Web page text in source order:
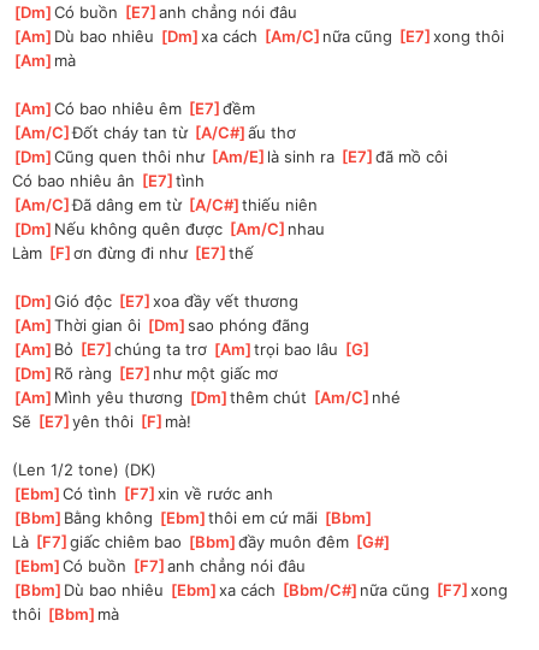
[Dm ]
Có buồn [E7 ]
anh chẳng nói đâu
[Am ]Dù bao nhiêu [Dm ]
xa cách [Am/C ]nữa cũng [E7 ]
xong thôi
Am ]mà
[Am ]
Có bao nhiêu êm [E7 ]
đềm
[Am/C ]
Đốt cháy tan từ [A/C# ]
ấu thơ
[Dm ]
Cũng quen thôi như [Am/E ]là sinh ra [E7 ]
đã mồ côi
Có bao nhiêu ân [E7 ]tình
[Am/C ]
Đã dâng em từ [A/C# ]thiếu niên
[Dm ]Nếu không quên được [Am/C ]nhau
Làm [F ]
ơn đừng đi như [E7 ]thế
[Dm ]
Gió độc [E7 ]
xoa đầy vết thương
[Am ]
Thời gian ôi [Dm ]
sao phóng đãng
[Am ]Bỏ [E7 ]
chúng ta trơ [Am ]trọi bao lâu [G
[Dm ]Rõ ràng [E7 ]như một giấc mơ
[Am ]Mình yêu thương [Dm ]thêm chút [Am/C ]nhé
Sẽ [E7 ]
yên thôi [F ]mà!
(Len 1/2 tone) (DK)
[Ebm ]
Có tình [F7 ]
xin về rước anh
[Bbm ]Bằng không [Ebm ]thôi em cứ mãi [Bbm
Là [F7 ]
giấc chiêm bao [Bbm ]
đầy muôn đêm [G#
[Ebm ]
Có buồn [F7 ]
anh chẳng nói đâu
[Bbm ]Dù bao nhiêu [Ebm ]
xa cách [Bbm/C# ]nữa cũng [F7 ]
xong
thôi [Bbm ]mà